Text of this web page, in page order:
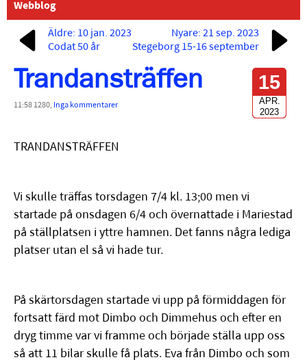
Webblog
Äldre: 10 jan. 2023
Codat 50 år
Nyare: 21 sep. 2023
Stegeborg 15-16 september
15
APR.
2023
Trandansträffen
11:58 1280, Inga kommentarer
TRANDANSTRÄFFEN
Vi skulle träffas torsdagen 7/4 kl. 13;00 men vi
startade på onsdagen 6/4 och övernattade i Mariestad
på ställplatsen i yttre hamnen. Det fanns några lediga
platser utan el så vi hade tur.
På skärtorsdagen startade vi upp på förmiddagen för
fortsatt färd mot Dimbo och Dimmehus och efter en
dryg timme var vi framme och började ställa upp oss
så att 11 bilar skulle få plats. Eva från Dimbo och som